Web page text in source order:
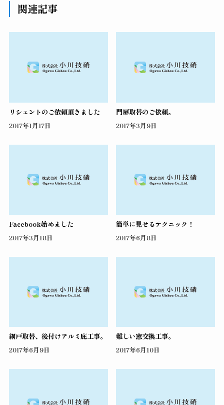
関連記事
リシェントのご依頼頂きました
2017年1月17日
門扉取替のご依頼。
2017年3月9日
Facebook始めました
2017年3月18日
簡単に見せるテクニック！
2017年6月8日
網戸取替、後付けアルミ庇工事。
2017年6月9日
難しい窓交換工事。
2017年6月10日